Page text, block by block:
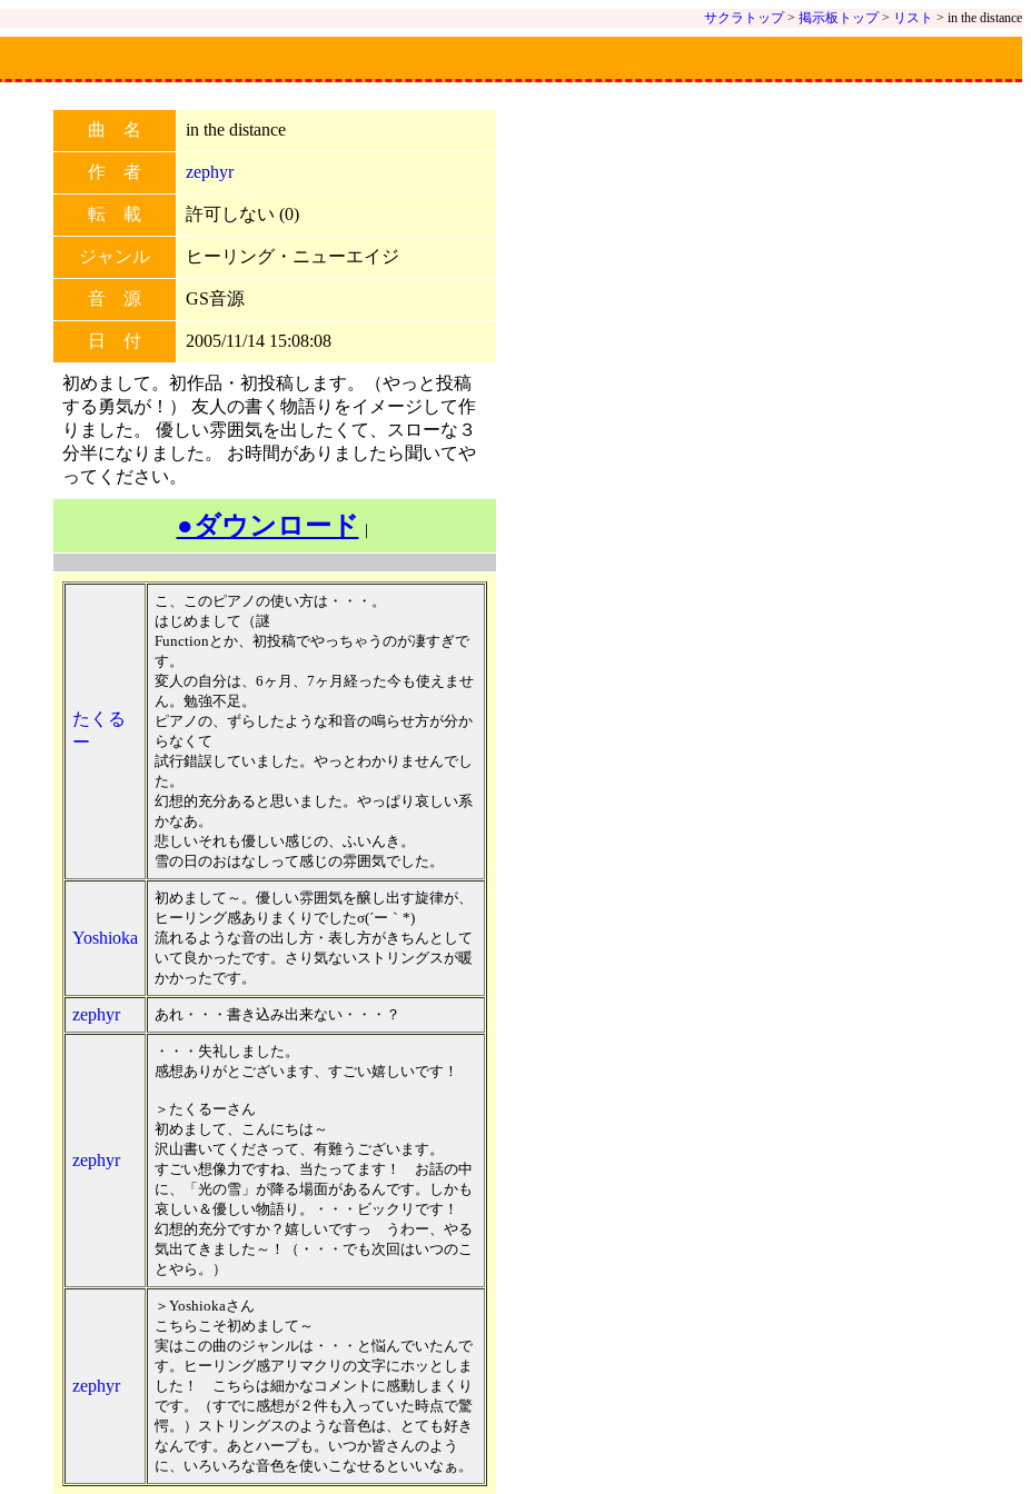
サクラトップ> 掲示板トップ> リスト > in the distance
曲 名 in the distance
作 者 zephyr
転 載 許可しない (0)
ジャンル ヒーリング・ニューエイジ
音 源 GS音源
日 付 2005/11/14 15:08:08
初めまして。初作品・初投稿します。（やっと投稿
する勇気が！） 友人の書く物語りをイメージして作
りました。 優しい雰囲気を出したくて、スローな３
分半になりました。 お時間がありましたら聞いてや
ってください。
●ダウンロード ｜
たくる
ー
こ、このピアノの使い方は・・・。
はじめまして（謎
Functionとか、初投稿でやっちゃうのが凄すぎで
す。
変人の自分は、6ヶ月、7ヶ月経った今も使えませ
ん。勉強不足。
ピアノの、ずらしたような和音の鳴らせ方が分か
らなくて
試行錯誤していました。やっとわかりませんでし
た。
幻想的充分あると思いました。やっぱり哀しい系
かなあ。
悲しいそれも優しい感じの、ふいんき。
雪の日のおはなしって感じの雰囲気でした。
Yoshioka
初めまして～。優しい雰囲気を醸し出す旋律が、
ヒーリング感ありまくりでしたσ(´ー｀*)
流れるような音の出し方・表し方がきちんとして
いて良かったです。さり気ないストリングスが暖
かかったです。
zephyr あれ・・・書き込み出来ない・・・？
zephyr
・・・失礼しました。
感想ありがとございます、すごい嬉しいです！
＞たくるーさん
初めまして、こんにちは～
沢山書いてくださって、有難うございます。
すごい想像力ですね、当たってます！ お話の中
に、「光の雪」が降る場面があるんです。しかも
哀しい＆優しい物語り。・・・ビックリです！
幻想的充分ですか？嬉しいですっ うわー、やる
気出てきました～！（・・・でも次回はいつのこ
とやら。）
zephyr
＞Yoshiokaさん
こちらこそ初めまして～
実はこの曲のジャンルは・・・と悩んでいたんで
す。ヒーリング感アリマクリの文字にホッとしま
した！ こちらは細かなコメントに感動しまくり
です。（すでに感想が２件も入っていた時点で驚
愕。）ストリングスのような音色は、とても好き
なんです。あとハープも。いつか皆さんのよう
に、いろいろな音色を使いこなせるといいなぁ。